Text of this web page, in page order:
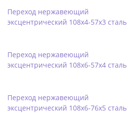
Переход нержавеющий
эксцентрический 108х4-57х3 сталь
Переход нержавеющий
эксцентрический 108х6-57х4 сталь
Переход нержавеющий
эксцентрический 108х6-76х5 сталь